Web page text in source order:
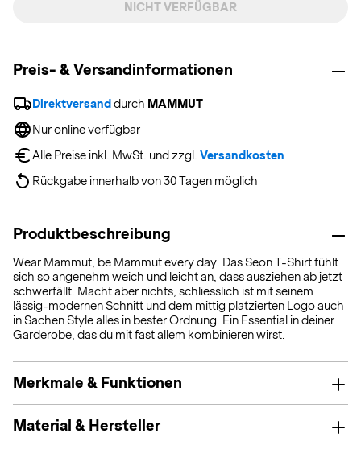
NICHT VERFÜGBAR
Preis- & Versandinformationen
Direktversand durch MAMMUT
Nur online verfügbar
Alle Preise inkl. MwSt. und zzgl. Versandkosten
Rückgabe innerhalb von 30 Tagen möglich
Produktbeschreibung
Wear Mammut, be Mammut every day. Das Seon T-Shirt fühlt
sich so angenehm weich und leicht an, dass ausziehen ab jetzt
schwerfällt. Macht aber nichts, schliesslich ist mit seinem
lässig-modernen Schnitt und dem mittig platzierten Logo auch
in Sachen Style alles in bester Ordnung. Ein Essential in deiner
Garderobe, das du mit fast allem kombinieren wirst.
Merkmale & Funktionen
Material & Hersteller